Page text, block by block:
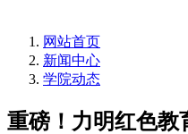
网站首页
新闻中心
学院动态
重磅！力明红色教